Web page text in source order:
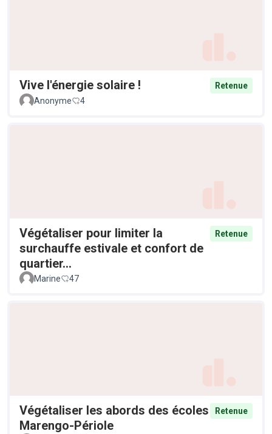
Vive l'énergie solaire !
Retenue
Anonyme
4
Végétaliser pour limiter la
surchauffe estivale et confort de
quartier...
Retenue
Marine 47
Végétaliser les abords des écoles
Marengo-Périole
Retenue